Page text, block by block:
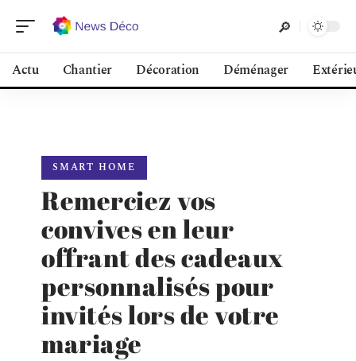
Actu Chantier Décoration Déménager
SMART HOME
Remerciez vos
convives en leur
offrant des cadeaux
personnalisés pour
invités lors de votre
mariage